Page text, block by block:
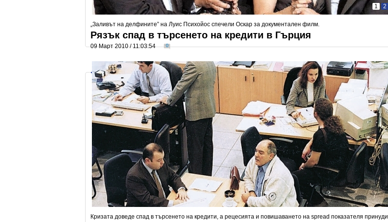
2
1
„Заливът на делфините” на Луис Психойос спечели Оскар за документален филм.
Рязък спад в търсенето на кредити в Гърция
09 Март 2010 / 11:03:54 0
Кризата доведе спад в търсенето на кредити, а рецесията и повишаването на spread показателя принуди